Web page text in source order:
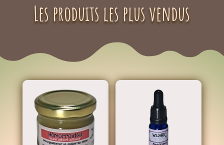
Les produits les plus vendus